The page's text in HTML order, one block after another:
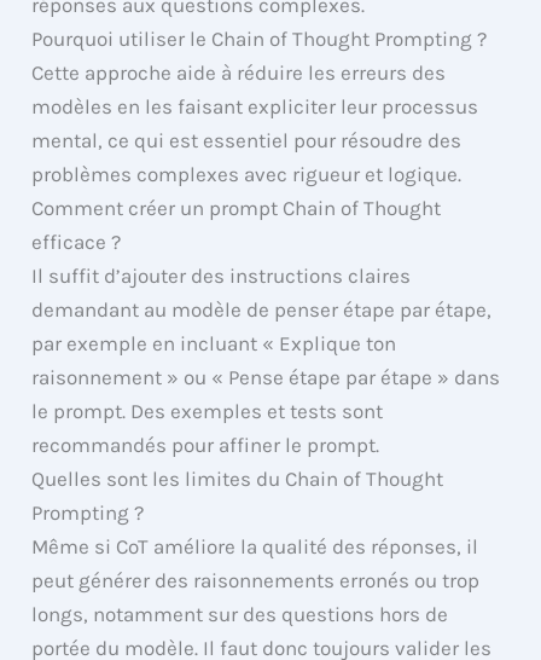
réponses aux questions complexes.
Pourquoi utiliser le Chain of Thought Prompting ?
Cette approche aide à réduire les erreurs des
modèles en les faisant expliciter leur processus
mental, ce qui est essentiel pour résoudre des
problèmes complexes avec rigueur et logique.
Comment créer un prompt Chain of Thought
efficace ?
Il suffit d’ajouter des instructions claires
demandant au modèle de penser étape par étape,
par exemple en incluant « Explique ton
raisonnement » ou « Pense étape par étape » dans
le prompt. Des exemples et tests sont
recommandés pour affiner le prompt.
Quelles sont les limites du Chain of Thought
Prompting ?
Même si CoT améliore la qualité des réponses, il
peut générer des raisonnements erronés ou trop
longs, notamment sur des questions hors de
portée du modèle. Il faut donc toujours valider les